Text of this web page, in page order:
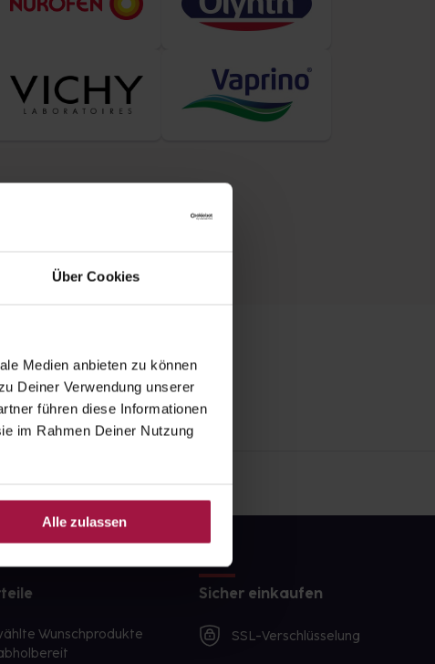
Über Cookies
Medien anbieten zu können
Deiner Verwendung unserer
führen diese Informationen
im Rahmen Deiner Nutzung
Alle zulassen
Wunschprodukte
Sicher einkaufen
SSL-Verschlüsselung